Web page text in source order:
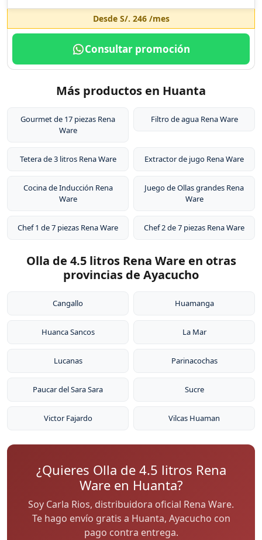
Desde S/. 246/mes
Consultar promoción
Más productos en Huanta
Gourmet de 17 piezas Rena
Ware
Filtro de agua Rena Ware
Tetera de 3 litros Rena Ware Extractor de jugo Rena Ware
Cocina de Inducción Rena
Ware
Juego de Ollas grandes Rena
Ware
Chef 1 de 7 piezas Rena Ware Chef 2 de 7 piezas Rena Ware
Olla de 4.5 litros Rena Ware en otras
provincias de Ayacucho
Cangallo Huamanga
Huanca Sancos La Mar
Lucanas Parinacochas
Paucar del Sara Sara Sucre
Victor Fajardo Vilcas Huaman
¿Quieres Olla de 4.5 litros Rena
Ware en Huanta?
Soy Carla Rios, distribuidora oficial Rena Ware.
Te hago envío gratis a Huanta, Ayacucho con
pago contra entrega.